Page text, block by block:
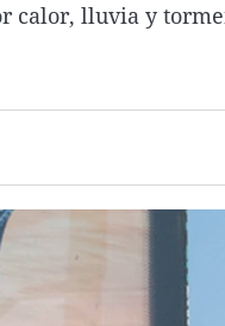
calor, lluvia y